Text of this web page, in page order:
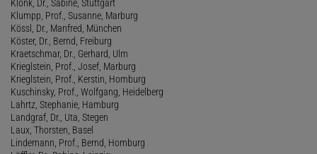
Klonk, Dr., Sabine, Stuttgart
Klumpp, Prof., Susanne, Marburg
Kössl, Dr., Manfred, München
Köster, Dr., Bernd, Freiburg
Kraetschmar, Dr., Gerhard, Ulm
Krieglstein, Prof., Josef, Marburg
Krieglstein, Prof., Kerstin, Homburg
Kuschinsky, Prof., Wolfgang, Heidelberg
Lahrtz, Stephanie, Hamburg
Landgraf, Dr., Uta, Stegen
Laux, Thorsten, Basel
Lindemann, Prof., Bernd, Homburg